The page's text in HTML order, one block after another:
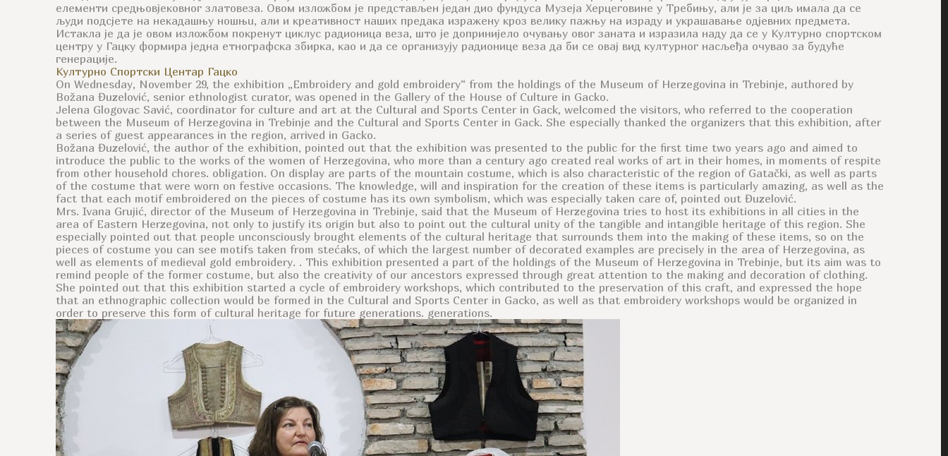
елементи средњовјековног златовеза. Овом изложбом је представљен један дио фундуса Музеја Херцеговине у Требињу, али је за циљ имала да се
људи подсјете на некадашњу ношњu, али и креативност наших предака изражену кроз велику пажњу на израду и украшавање одјевних предмета.
Истакла je да је овом изложбом покренут циклус радионица веза, што је допринијело очувању овог заната и изразила наду да се у Културно спортском
центру у Гацку формира једна етнографска збирка, као и да се организују радионице веза да би се овај вид културног насљеђа очувао за будуће
генерације.
Културно Спортски Центар Гацко
On Wednesday, November 29, the exhibition „Embroidery and gold embroidery“ from the holdings of the Museum of Herzegovina in Trebinje, authored by
Božana Đuzelović, senior ethnologist curator, was opened in the Gallery of the House of Culture in Gacko.
Jelena Glogovac Savić, coordinator for culture and art at the Cultural and Sports Center in Gack, welcomed the visitors, who referred to the cooperation
between the Museum of Herzegovina in Trebinje and the Cultural and Sports Center in Gack. She especially thanked the organizers that this exhibition, after
a series of guest appearances in the region, arrived in Gacko.
Božana Đuzelović, the author of the exhibition, pointed out that the exhibition was presented to the public for the first time two years ago and aimed to
introduce the public to the works of the women of Herzegovina, who more than a century ago created real works of art in their homes, in moments of respite
from other household chores. obligation. On display are parts of the mountain costume, which is also characteristic of the region of Gatački, as well as parts
of the costume that were worn on festive occasions. The knowledge, will and inspiration for the creation of these items is particularly amazing, as well as the
fact that each motif embroidered on the pieces of costume has its own symbolism, which was especially taken care of, pointed out Đuzelović.
Mrs. Ivana Grujić, director of the Museum of Herzegovina in Trebinje, said that the Museum of Herzegovina tries to host its exhibitions in all cities in the
area of Eastern Herzegovina, not only to justify its origin but also to point out the cultural unity of the tangible and intangible heritage of this region. She
especially pointed out that people unconsciously brought elements of the cultural heritage that surrounds them into the making of these items, so on the
pieces of costume you can see motifs taken from stećaks, of which the largest number of decorated examples are precisely in the area of Herzegovina, as
well as elements of medieval gold embroidery. . This exhibition presented a part of the holdings of the Museum of Herzegovina in Trebinje, but its aim was to
remind people of the former costume, but also the creativity of our ancestors expressed through great attention to the making and decoration of clothing.
She pointed out that this exhibition started a cycle of embroidery workshops, which contributed to the preservation of this craft, and expressed the hope
that an ethnographic collection would be formed in the Cultural and Sports Center in Gacko, as well as that embroidery workshops would be organized in
order to preserve this form of cultural heritage for future generations. generations.